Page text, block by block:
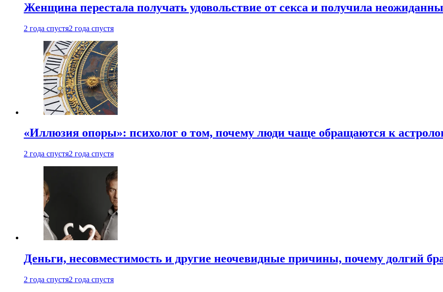
Женщина перестала получать удовольствие от секса и получила
2 года спустя2 года спустя
«Иллюзия опоры»: психолог о том, почему люди чаще обращаются к
2 года спустя2 года спустя
Деньги, несовместимость и другие неочевидные причины, почему долгий
2 года спустя2 года спустя